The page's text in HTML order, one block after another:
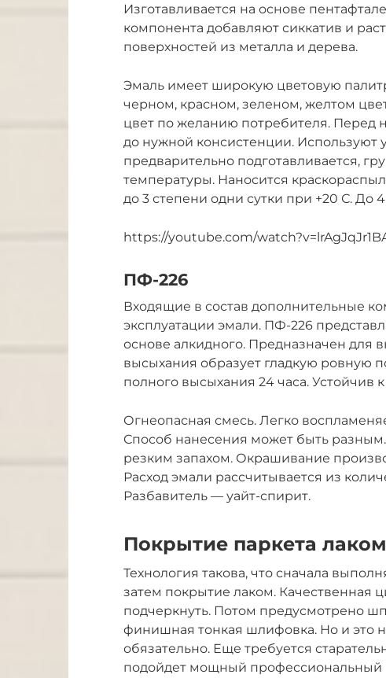
Изготавливается на основе
компонента добавляют сиккатив и
поверхностей из металла и дерева.
Эмаль имеет широкую цветовую
черном, красном, зеленом, желтом
цвет по желанию потребителя. Перед
до нужной консистенции. Используют
предварительно подготавливается,
температуры. Наносится
до 3 степени одни сутки при +20 С. До
https://youtube.com/
ПФ-226
Входящие в состав дополнительные
эксплуатации эмали. ПФ-226
основе алкидного. Предназначен для
высыхания образует гладкую ровную
полного высыхания 24 часа.
Огнеопасная смесь. Легко
Способ нанесения может быть
резким запахом. Окрашивание
Расход эмали рассчитывается из
Разбавитель — уайт-спирит.
Покрытие паркета
Технология такова, что сначала
затем покрытие лаком. Качественная
подчеркнуть. Потом предусмотрено
финишная тонкая шлифовка. Но и это
обязательно. Еще требуется
подойдет мощный профессиональный